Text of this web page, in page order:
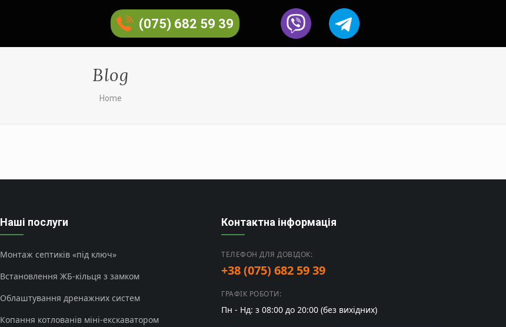
(075) 682 59 39
Blog
Home
Наші послуги
Монтаж септиків «під ключ»
Встановлення ЖБ-кільця з замком
Облаштування дренажних систем
Копання котлованів міні-екскаватором
Контактна інформація
ТЕЛЕФОН ДЛЯ ДОВІДОК:
+38 (075) 682 59 39
ГРАФІК РОБОТИ:
Пн - Нд: з 08:00 до 20:00 (без вихідних)